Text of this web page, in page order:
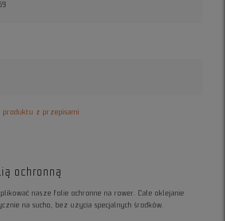
produktu z przepisami
ochronną
nasze folie ochronne na rower. Całe oklejanie
na sucho, bez użycia specjalnych środków.